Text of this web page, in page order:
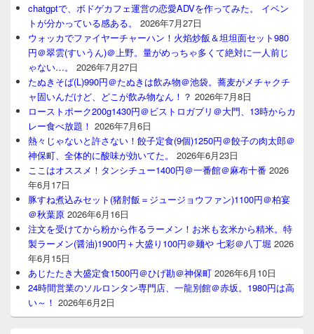
chatgptで、ボドゲカフェ運営の恋愛ADVを作ってみた。 イベン
トが分かっている感ある。
2026年7月27日
ウォッカでファイヤーチャーハン！火焰炒飯＆坦坦面セット980
円＠翠雲(すいうん)＠上野。量がめっちゃ多くて絶対に一人前じ
ゃない…。
2026年7月27日
たぬきそば(L)990円＠たぬきは飲み物＠池袋。蕎麦がメチャクチ
ャ固いんだけど、どこが飲み物なん！？ 2026年7月8日
ローストポーク200g1430円＠ビストロガブリ＠大門、13時からカ
レー食べ放題！ 2026年7月6日
熱々じゃないと許さない！餃子定食(9個)1250円＠餃子の肉太郎＠
神保町、全体的に酸味が効いてた。
2026年6月23日
ここはオススメ！タンシチュー1400円＠一番館＠麻布十番 2026
年6月17日
豚すね煮込みセット(猪肘飯＝ジュージョウファン)1100円＠柏宴
＠秋葉原 2026年6月16日
注文を受けてから粉から作るラーメン！お米も玄米から精米。特
製ラーメン(醤油)1900円＋大盛り100円＠麺や 七彩＠八丁堀 2026
年6月15日
あじたたき大盛定食1500円＠ひげ勘＠神保町 2026年6月10日
24時間営業のソルロンタン専門店、一龍別館＠赤坂。1980円は高
い～！ 2026年6月2日